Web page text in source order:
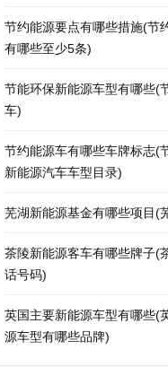
节约能源要点有哪些措施(节
有哪些至少5条)
节能环保新能源车型有哪些(
车)
节约能源车有哪些车牌标志(
新能源汽车车型目录)
芜湖新能源基金有哪些项目(
茶陵新能源客车有哪些牌子(
话号码)
英国主要新能源车型有哪些(
源车型有哪些品牌)